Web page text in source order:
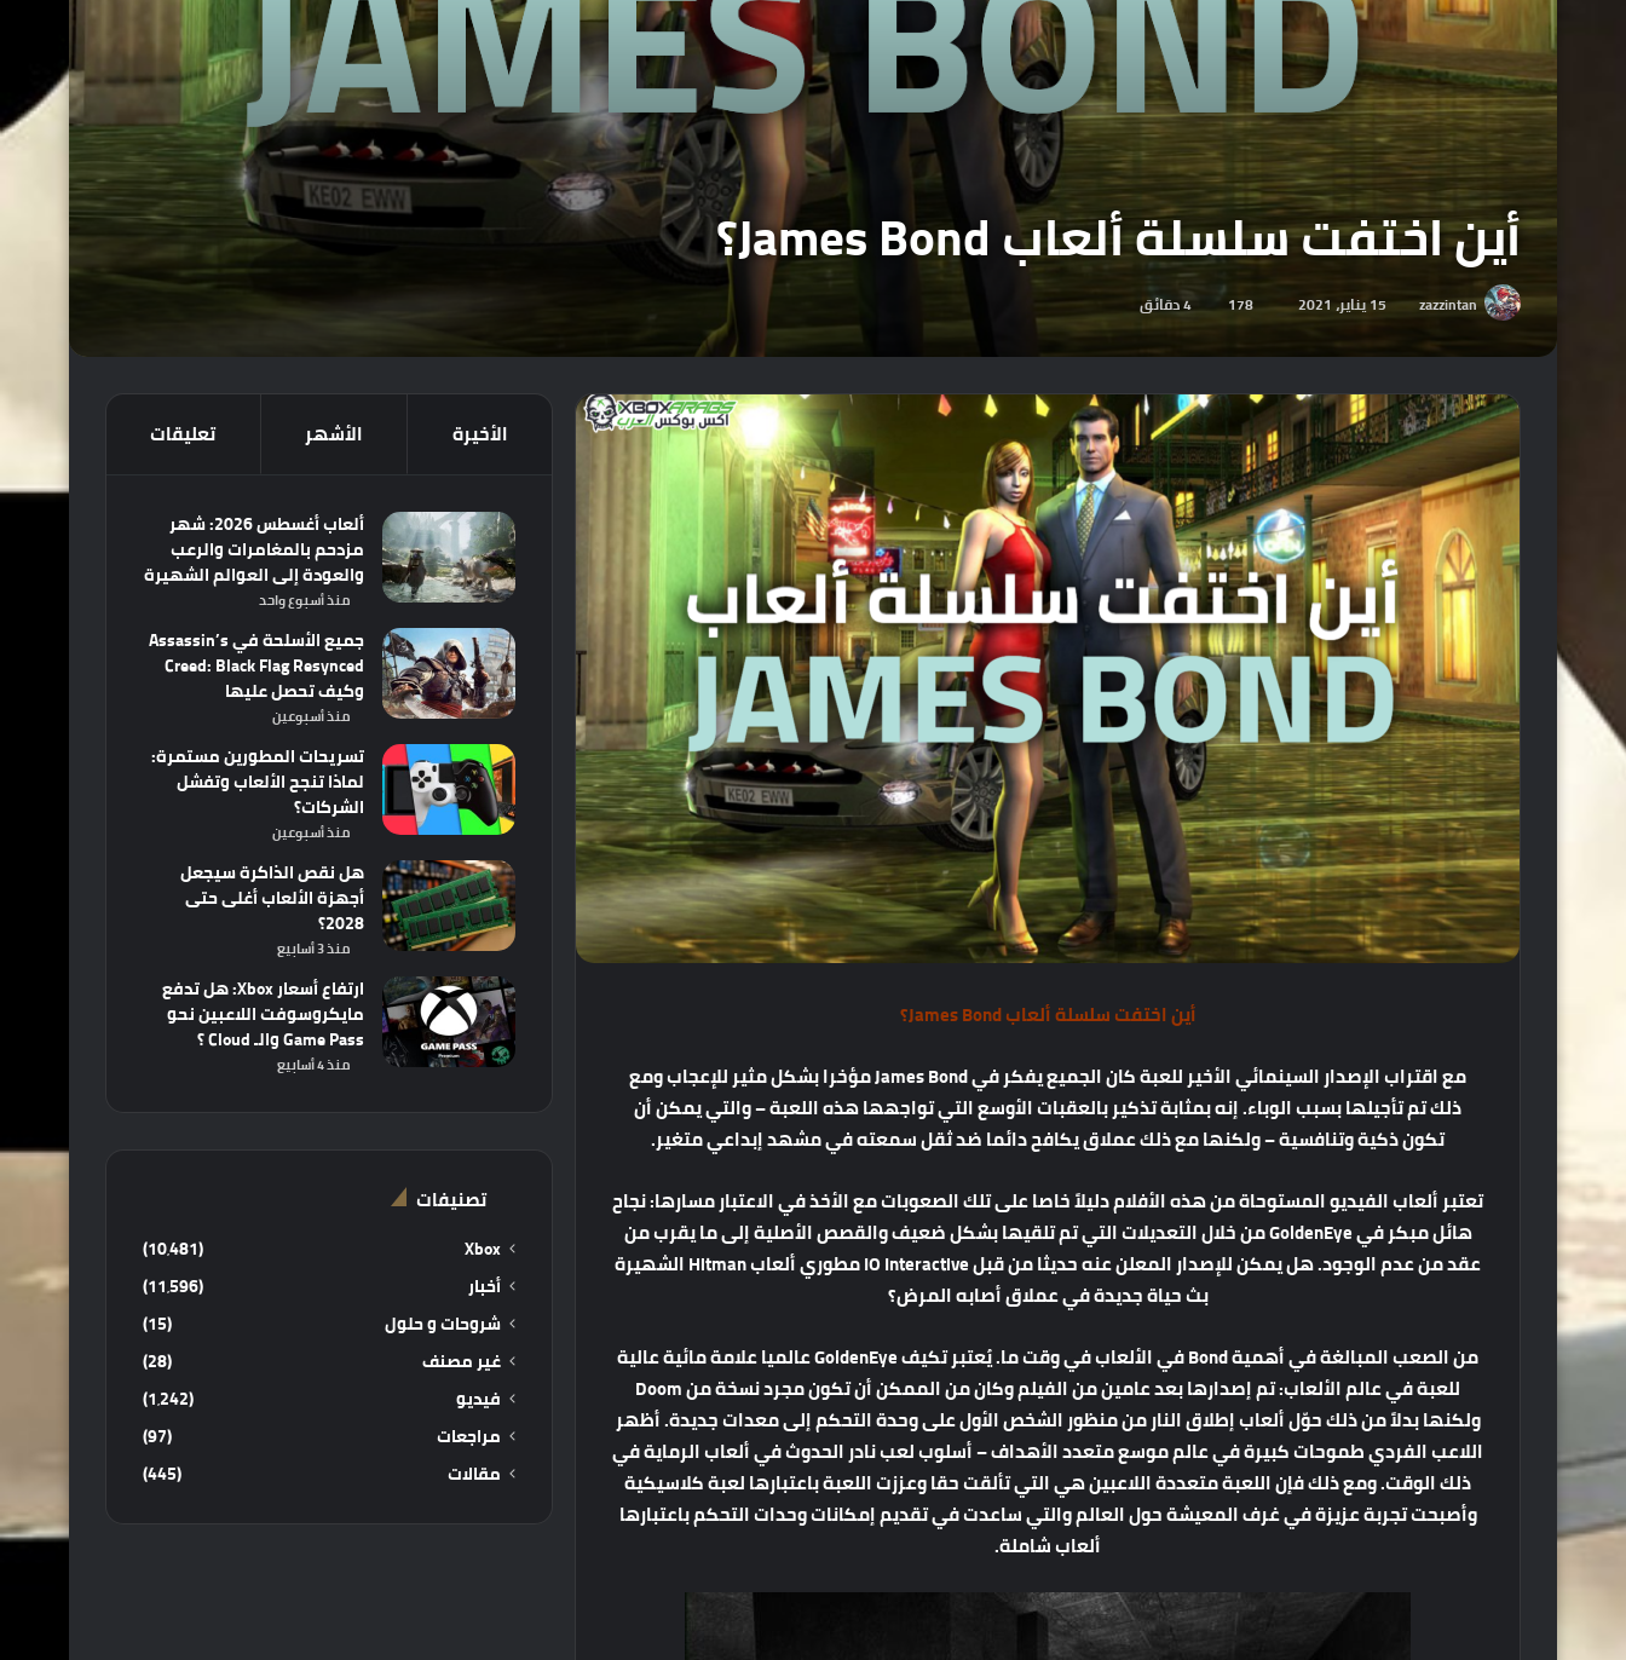
أين اختفت سلسلة ألعاب James Bond؟
zazzintan 15 يناير، 2021 178 4 دقائق
أين اختفت سلسلة ألعاب James Bond؟
مع اقتراب الإصدار السينمائي الأخير للعبة كان الجميع يفكر في James Bond مؤخرا بشكل مثير للإعجاب ومع
ذلك تم تأجيلها بسبب الوباء. إنه بمثابة تذكير بالعقبات الأوسع التي تواجهها هذه اللعبة – والتي يمكن أن
تكون ذكية وتنافسية – ولكنها مع ذلك عملاق يكافح دائما ضد ثقل سمعته في مشهد إبداعي متغير.
تعتبر ألعاب الفيديو المستوحاة من هذه الأفلام دليلاً خاصا على تلك الصعوبات مع الأخذ في الاعتبار مسارها: نجاح
هائل مبكر في GoldenEye من خلال التعديلات التي تم تلقيها بشكل ضعيف والقصص الأصلية إلى ما يقرب من
عقد من عدم الوجود. هل يمكن للإصدار المعلن عنه حديثا من قبل IO Interactive مطوري ألعاب Hitman الشهيرة
بث حياة جديدة في عملاق أصابه المرض؟
من الصعب المبالغة في أهمية Bond في الألعاب في وقت ما. يُعتبر تكيف GoldenEye عالميا علامة مائية عالية
للعبة في عالم الألعاب: تم ​​إصدارها بعد عامين من الفيلم وكان من الممكن أن تكون مجرد نسخة من Doom
ولكنها بدلاً من ذلك حوّل ألعاب إطلاق النار من منظور الشخص الأول على وحدة التحكم إلى معدات جديدة. أظهر
اللاعب الفردي طموحات كبيرة في عالم موسع متعدد الأهداف – أسلوب لعب نادر الحدوث في ألعاب الرماية في
ذلك الوقت. ومع ذلك فإن اللعبة متعددة اللاعبين هي التي تألقت حقا وعززت اللعبة باعتبارها لعبة كلاسيكية
وأصبحت تجربة عزيزة في غرف المعيشة حول العالم والتي ساعدت في تقديم إمكانات وحدات التحكم باعتبارها
ألعاب شاملة.
الأخيرة الأشهر تعليقات
ألعاب أغسطس 2026: شهر
مزدحم بالمغامرات والرعب
والعودة إلى العوالم الشهيرة
منذ أسبوع واحد
جميع الأسلحة في Assassin’s
Creed: Black Flag Resynced
وكيف تحصل عليها
منذ أسبوعين
تسريحات المطورين مستمرة:
لماذا تنجح الألعاب وتفشل
الشركات؟
منذ أسبوعين
هل نقص الذاكرة سيجعل
أجهزة الألعاب أغلى حتى
2028؟
منذ 3 أسابيع
ارتفاع أسعار Xbox: هل تدفع
مايكروسوفت اللاعبين نحو
Game Pass والـ Cloud ؟
منذ 4 أسابيع
تصنيفات
Xbox
(10٬481)
أخبار
(11٬596)
شروحات و حلول
(15)
غير مصنف
(28)
فيديو
(1٬242)
مراجعات
(97)
مقالات
(445)